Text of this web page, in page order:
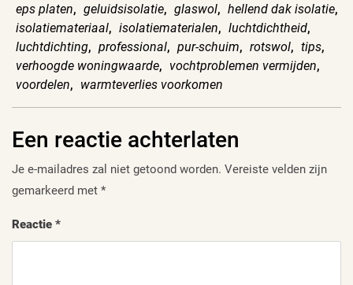
eps platen, geluidsisolatie, glaswol, hellend dak isolatie,
isolatiemateriaal, isolatiematerialen, luchtdichtheid,
luchtdichting, professional, pur-schuim, rotswol, tips,
verhoogde woningwaarde, vochtproblemen vermijden,
voordelen, warmteverlies voorkomen
Een reactie achterlaten
Je e-mailadres zal niet getoond worden. Vereiste velden zijn
gemarkeerd met *
Reactie *